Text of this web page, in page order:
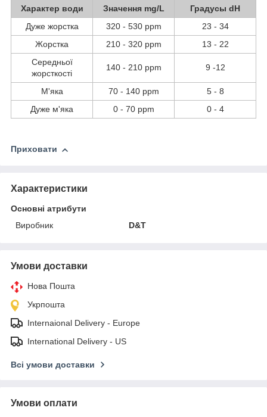
Характер води Значення mg/L
Градусы dH
Дуже жорстка
320 - 530 ppm
23 - 34
Жорстка
210 - 320 ppm
13 - 22
Середньої
жорсткості
140 - 210 ppm 9 -12
М'яка 70 - 140 ppm
5 - 8
Дуже м'яка
0 - 70 ppm 0 - 4
Приховати
Характеристики
Основні атрибути
Виробник
D&T
Умови доставки
Нова Пошта
Укрпошта
Internaional Delivery - Europe
International Delivery - US
Всі умови доставки
Умови оплати